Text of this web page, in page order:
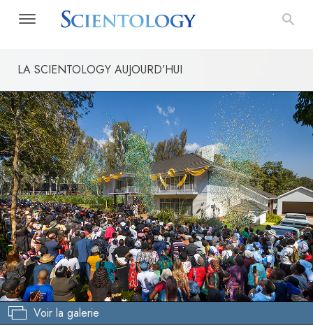
LA SCIENTOLOGY AUJOURD’HUI
Voir la galerie